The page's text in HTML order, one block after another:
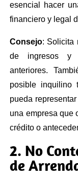
esencial hacer
financiero y legal
Consejo: Solicita
de ingresos y
anteriores.
posible inquilino
pueda
una empresa que
crédito o
2. No
de